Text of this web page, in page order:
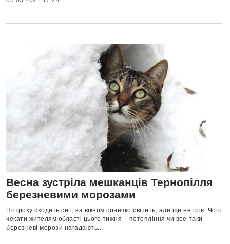
Весна зустріла мешканців Тернопілля
березневими морозами
Потроху сходить сніг, за вікном сонечко світить, але ще не гріє. Чого
чекати жителям області цього тижня – потепління чи все-таки
березневі морози нагадають...